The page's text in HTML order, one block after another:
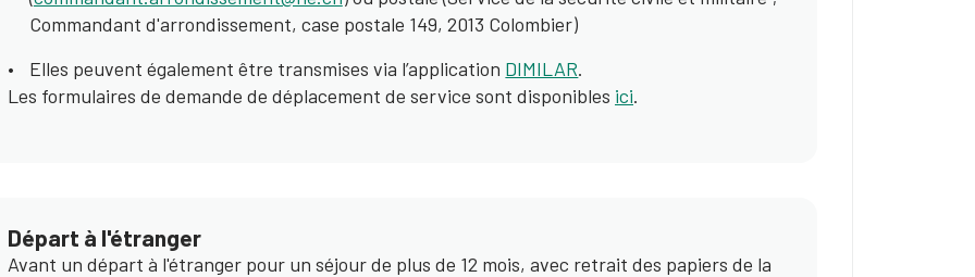
Commandant d'arrondissement, case postale 149, 2013 Colombier)
Elles peuvent également être transmises via l’application DIMILAR.
Les formulaires de demande de déplacement de service sont disponibles ici.
Départ à l'étranger
Avant un départ à l'étranger pour un séjour de plus de 12 mois, avec retrait des papiers de la